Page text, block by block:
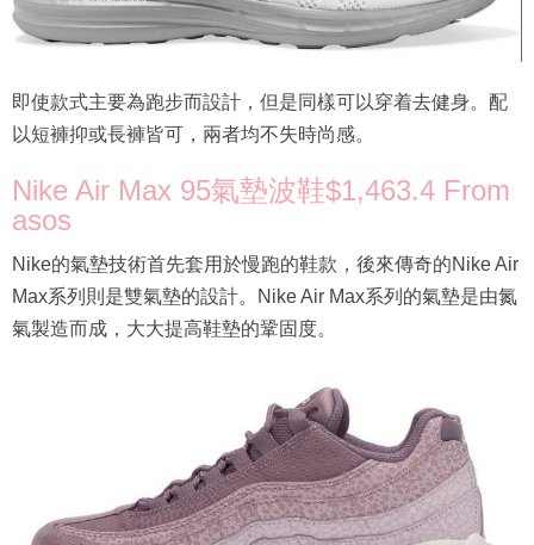
即使款式主要為跑步而設計，但是同樣可以穿着去健身。配
以短褲抑或長褲皆可，兩者均不失時尚感。
Nike Air Max 95氣墊波鞋$1,463.4 From
asos
Nike的氣墊技術首先套用於慢跑的鞋款，後來傳奇的Nike Air
Max系列則是雙氣墊的設計。Nike Air Max系列的氣墊是由氮
氣製造而成，大大提高鞋墊的鞏固度。